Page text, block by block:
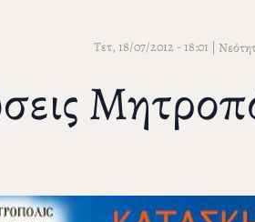
Τετ, 18/07/2012 - 18:01 |